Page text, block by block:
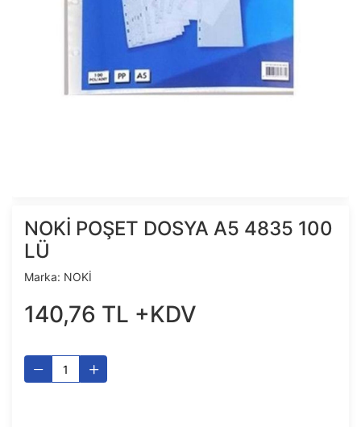
NOKİ POŞET DOSYA A5 4835 100
LÜ
Marka: NOKİ
140,76 TL +KDV